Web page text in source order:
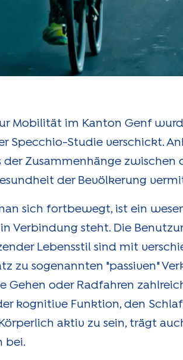
Mobilität im Kanton Genf
Specchio-Studie verschickt.
der Zusammenhänge
der Bevölkerung
sich fortbewegt, ist ein
Verbindung steht. Die
Lebensstil sind mit
zu sogenannten "passiven"
Gehen oder Radfahren
kognitive Funktion, den
aktiv zu sein, trägt
bei.